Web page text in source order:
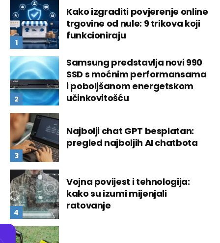
Kako izgraditi povjerenje online
trgovine od nule: 9 trikova koji
funkcioniraju
Samsung predstavlja novi 990
SSD s moćnim performansama
i poboljšanom energetskom
učinkovitošću
Najbolji chat GPT besplatan:
pregled najboljih AI chatbota
Vojna povijest i tehnologija:
kako su izumi mijenjali
ratovanje